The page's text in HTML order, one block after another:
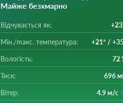
Майже безхмарно
Відчувається як: +23
Мін./mакс. температура: +21° /
Вологість: 72
Тиск: 696
Вітер: 4.9 м/с